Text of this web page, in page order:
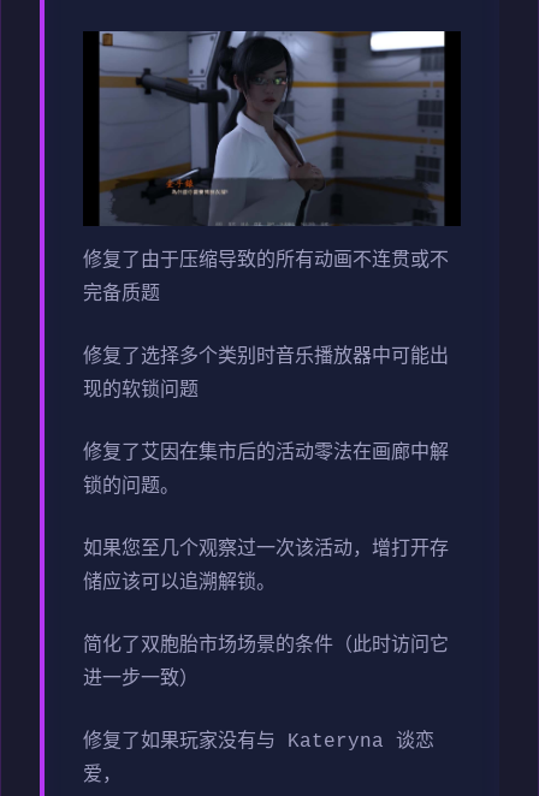
修复了由于压缩导致的所有动画不连贯或不
完备质题
修复了选择多个类别时音乐播放器中可能出
现的软锁问题
修复了艾因在集市后的活动零法在画廊中解
锁的问题。
如果您至几个观察过一次该活动，增打开存
储应该可以追溯解锁。
简化了双胞胎市场场景的条件（此时访问它
进一步一致）
修复了如果玩家没有与 Kateryna 谈恋
爱，